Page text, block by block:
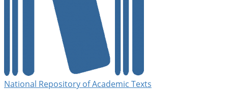
National Repository of Academic Texts